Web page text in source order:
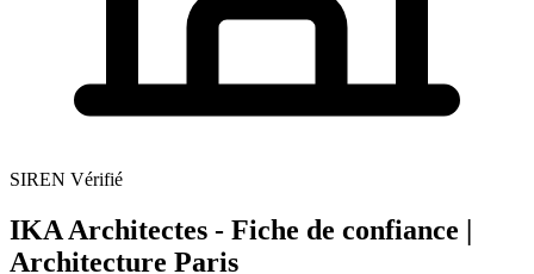
SIREN Vérifié
IKA Architectes - Fiche de confiance |
Architecture Paris